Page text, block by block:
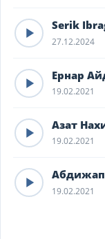
Serik
27.12.2024
Ернар
19.02.2021
Азат
19.02.2021
19.02.2021